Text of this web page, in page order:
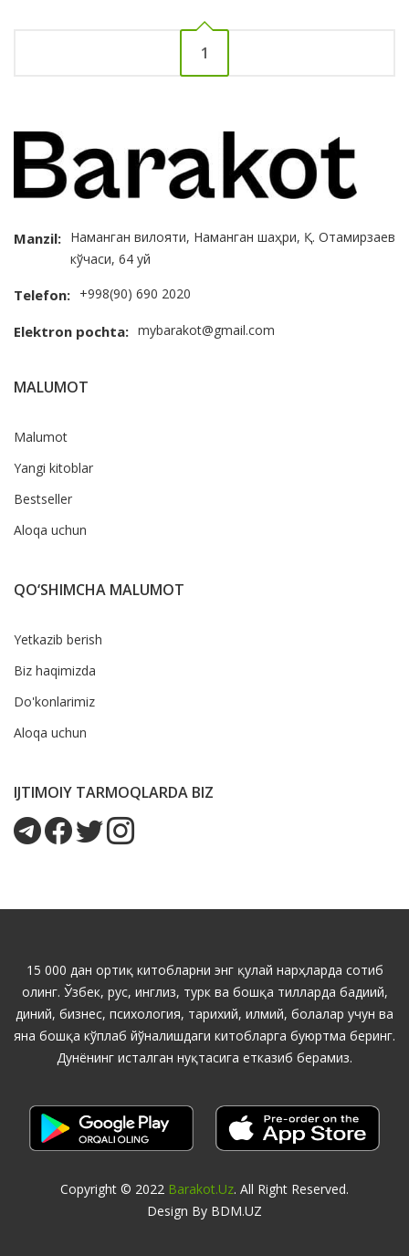
1
Manzil: Наманган вилояти, Наманган шаҳри, Қ. Отамирзаев
кўчаси, 64 уй
Telefon: +998(90) 690 2020
Elektron pochta: mybarakot@gmail.com
MALUMOT
Malumot
Yangi kitoblar
Bestseller
Aloqa uchun
QO‘SHIMCHA MALUMOT
Yetkazib berish
Biz haqimizda
Do'konlarimiz
Aloqa uchun
IJTIMOIY TARMOQLARDA BIZ
15 000 дан ортиқ китобларни энг қулай нарҳларда сотиб
олинг. Ўзбек, рус, инглиз, турк ва бошқа тилларда бадиий,
диний, бизнес, психология, тарихий, илмий, болалар учун ва
яна бошқа кўплаб йўналишдаги китобларга буюртма беринг.
Дунёнинг исталган нуқтасига етказиб берамиз.
Copyright © 2022 Barakot.uz. All Right Reserved.
Design By BDM.UZ